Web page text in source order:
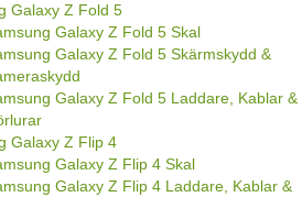
Galaxy Z Fold 5
Galaxy Z Fold 5 Skal
Galaxy Z Fold 5 Skärmskydd &
Galaxy Z Fold 5 Laddare, Kablar &
Galaxy Z Flip 4
Galaxy Z Flip 4 Skal
Galaxy Z Flip 4 Laddare, Kablar &